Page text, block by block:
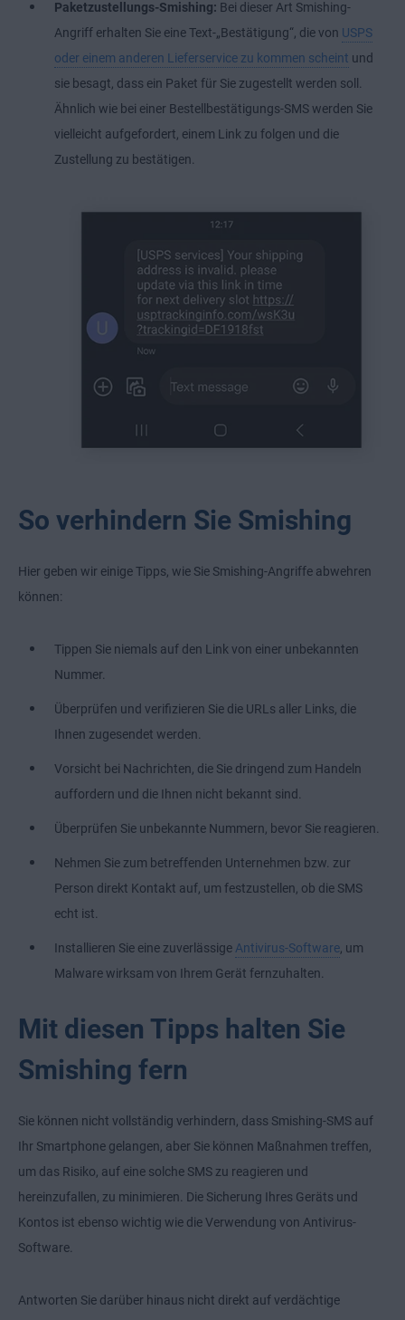
Paketzustellungs-Smishing: Bei dieser Art Smishing-
Angriff erhalten Sie eine Text-„Bestätigung“, die von USPS
oder einem anderen Lieferservice zu kommen scheint und
sie besagt, dass ein Paket für Sie zugestellt werden soll.
Ähnlich wie bei einer Bestellbestätigungs-SMS werden Sie
vielleicht aufgefordert, einem Link zu folgen und die
Zustellung zu bestätigen.
So verhindern Sie Smishing
Hier geben wir einige Tipps, wie Sie Smishing-Angriffe abwehren
können:
Tippen Sie niemals auf den Link von einer unbekannten
Nummer.
Überprüfen und verifizieren Sie die URLs aller Links, die
Ihnen zugesendet werden.
Vorsicht bei Nachrichten, die Sie dringend zum Handeln
auffordern und die Ihnen nicht bekannt sind.
Überprüfen Sie unbekannte Nummern, bevor Sie reagieren.
Nehmen Sie zum betreffenden Unternehmen bzw. zur
Person direkt Kontakt auf, um festzustellen, ob die SMS
echt ist.
Installieren Sie eine zuverlässige Antivirus-Software , um
Malware wirksam von Ihrem Gerät fernzuhalten.
Mit diesen Tipps halten Sie
Smishing fern
Sie können nicht vollständig verhindern, dass Smishing-SMS auf
Ihr Smartphone gelangen, aber Sie können Maßnahmen treffen,
um das Risiko, auf eine solche SMS zu reagieren und
hereinzufallen, zu minimieren. Die Sicherung Ihres Geräts und
Kontos ist ebenso wichtig wie die Verwendung von Antivirus-
Software.
Antworten Sie darüber hinaus nicht direkt auf verdächtige